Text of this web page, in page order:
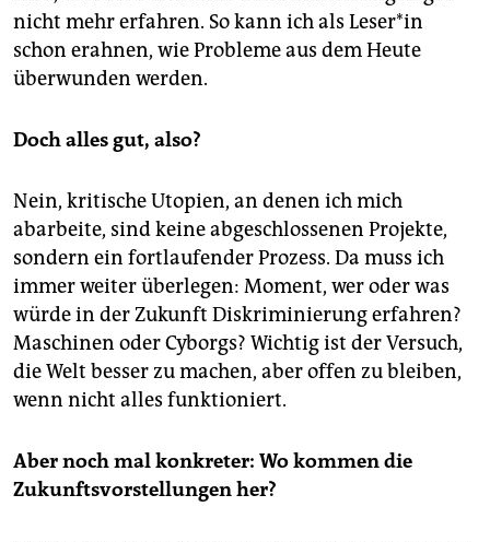
nicht mehr erfahren. So kann ich als Le­se­r*in
schon erahnen, wie Probleme aus dem Heute
überwunden werden.
Doch alles gut, also?
Nein, kritische Utopien, an denen ich mich
abarbeite, sind keine abgeschlossenen Projekte,
sondern ein fortlaufender Prozess. Da muss ich
immer weiter überlegen: Moment, wer oder was
würde in der Zukunft Diskriminierung erfahren?
Maschinen oder Cyborgs? Wichtig ist der Versuch,
die Welt besser zu machen, aber offen zu bleiben,
wenn nicht alles funktioniert.
Aber noch mal konkreter: Wo kommen die
Zukunftsvorstellungen her?